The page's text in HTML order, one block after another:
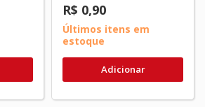
R$ 0,90
Últimos itens em
estoque
Adicionar